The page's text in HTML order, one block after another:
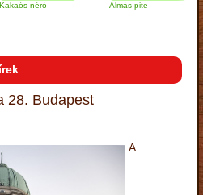
néró Almás pite
28. Budapest
A